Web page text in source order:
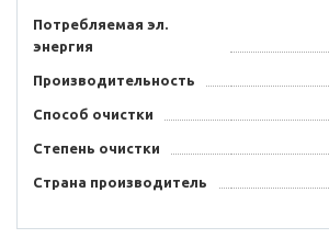
Потребляемая эл.
энергия
Производительность
Способ очистки
Степень очистки
Страна производитель